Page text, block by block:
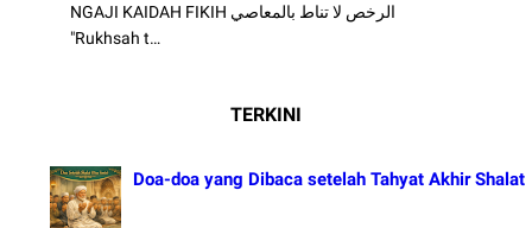
NGAJI KAIDAH FIKIH الرخص لا تناط بالمعاصي
"Rukhsah t…
TERKINI
Doa-doa yang Dibaca setelah Tahyat Akhir Shalat